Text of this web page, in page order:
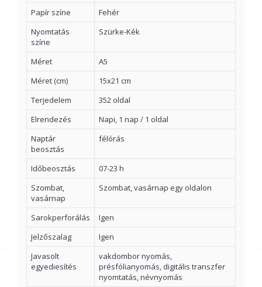
Papír színe
Fehér
Nyomtatás
színe
Szürke-Kék
Méret
A5
Méret (cm)
15x21 cm
Terjedelem
352 oldal
Elrendezés
Napi, 1 nap / 1 oldal
Naptár
beosztás
félórás
Időbeosztás
07-23 h
Szombat,
vasárnap
Szombat, vasárnap egy oldalon
Sarokperforálás
Igen
Jelzőszalag
Igen
Javasolt
egyediesítés
vakdombor nyomás,
présfólianyomás, digitális transzfer
nyomtatás, névnyomás